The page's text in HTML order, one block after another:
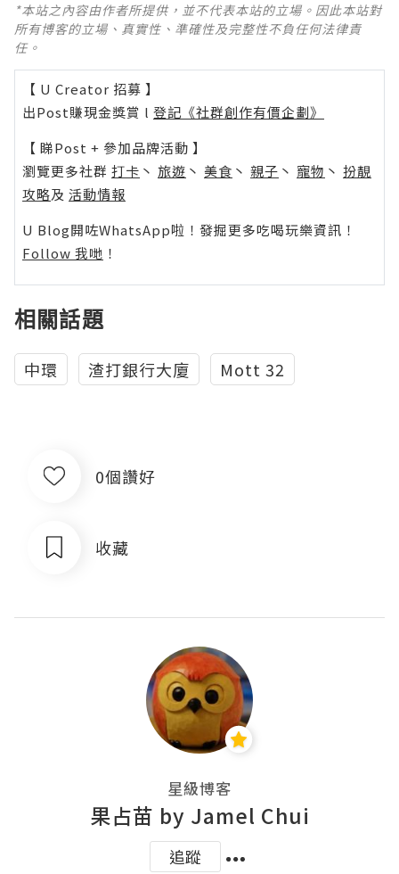
*本站之內容由作者所提供，並不代表本站的立場。因此本站對
所有博客的立場、真實性、準確性及完整性不負任何法律責
任。
【 U Creator 招募 】
出Post賺現金獎賞 l 登記《社群創作有價企劃》
【 睇Post + 參加品牌活動 】
瀏覽更多社群 打卡 丶 旅遊 丶 美食 丶 親子 丶 寵物 丶 扮靚
攻略及 活動情報
U Blog開咗WhatsApp啦！發掘更多吃喝玩樂資訊！
Follow 我哋 ！
相關話題
中環 渣打銀行大廈 Mott 32
0個讚好
收藏
星級博客
果占苗 by Jamel Chui
追蹤